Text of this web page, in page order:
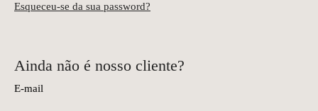
Esqueceu-se da sua password?
Ainda não é nosso cliente?
E-mail